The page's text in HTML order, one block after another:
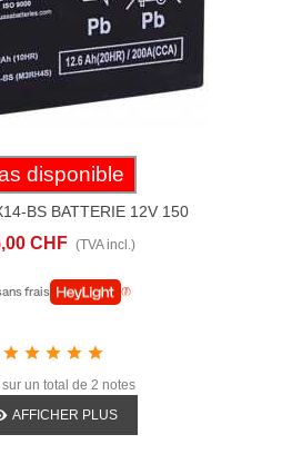
disponible
BS BATTERIE 12V 150
X 145 MM LEAD ACID
CHF (TVA incl.)
frais
un total de 2 notes
AFFICHER PLUS